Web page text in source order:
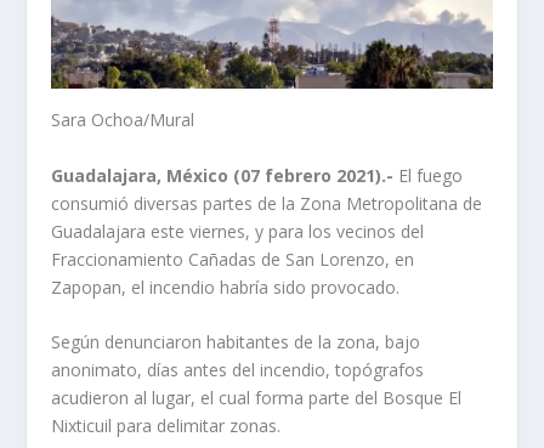
Sara Ochoa/Mural
Guadalajara, México (07 febrero 2021).- El fuego
consumió diversas partes de la Zona Metropolitana de
Guadalajara este viernes, y para los vecinos del
Fraccionamiento Cañadas de San Lorenzo, en
Zapopan, el incendio habría sido provocado.
Según denunciaron habitantes de la zona, bajo
anonimato, días antes del incendio, topógrafos
acudieron al lugar, el cual forma parte del Bosque El
Nixticuil para delimitar zonas.